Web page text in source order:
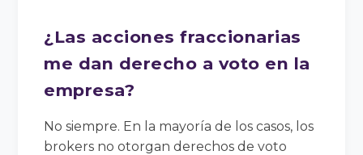
¿Las acciones fraccionarias
me dan derecho a voto en la
empresa?
No siempre. En la mayoría de los casos, los
brokers no otorgan derechos de voto